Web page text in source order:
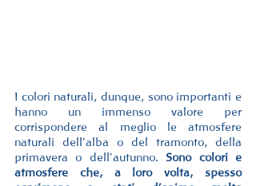
I colori naturali, dunque, sono importanti e
hanno un immenso valore per
corrispondere al meglio le atmosfere
naturali dell’alba o del tramonto, della
primavera o dell’autunno. Sono colori e
atmosfere che, a loro volta, spesso